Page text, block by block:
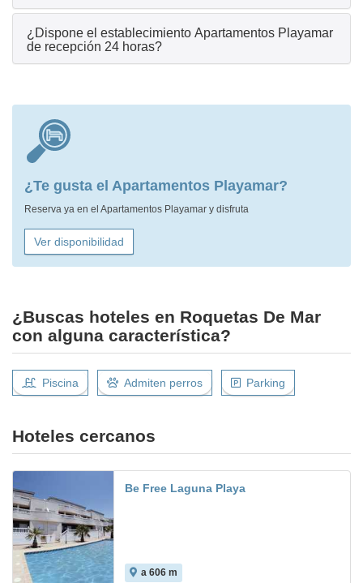
¿Dispone el establecimiento Apartamentos Playamar
de recepción 24 horas?
¿Te gusta el Apartamentos Playamar?
Reserva ya en el Apartamentos Playamar y disfruta
Ver disponibilidad
¿Buscas hoteles en Roquetas De Mar
con alguna característica?
Piscina Admiten perros Parking
Hoteles cercanos
Be Free Laguna Playa
a 606 m